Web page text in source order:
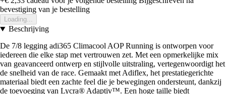
bevestiging van je bestelling
Loading...
Beschrijving
De 7/8 legging adi365 Climacool AOP Running is ontworpen voor
iedereen die elke stap met vertrouwen zet. Met een opmerkelijke mix
van geavanceerd ontwerp en stijlvolle uitstraling, vertegenwoordigt het
de snelheid van de race. Gemaakt met Adiflex, het prestatiegerichte
materiaal biedt een zachte feel die je bewegingen ondersteunt, dankzij
de toevoeging van Lycra® Adaptiv™. Een hoge taille biedt